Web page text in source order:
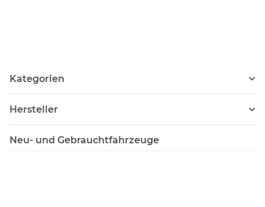
Kategorien
Hersteller
Neu- und Gebrauchtfahrzeuge